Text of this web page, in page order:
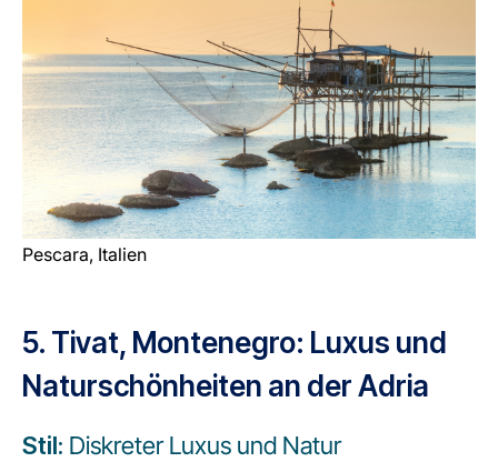
Pescara, Italien
5. Tivat, Montenegro: Luxus und
Naturschönheiten an der Adria
Stil: Diskreter Luxus und Natur